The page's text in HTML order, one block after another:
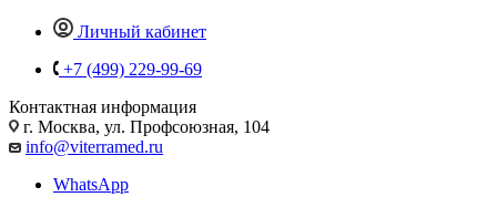
Личный кабинет
+7 (499) 229-99-69
Контактная информация
г. Москва, ул. Профсоюзная, 104
info@viterramed.ru
WhatsApp